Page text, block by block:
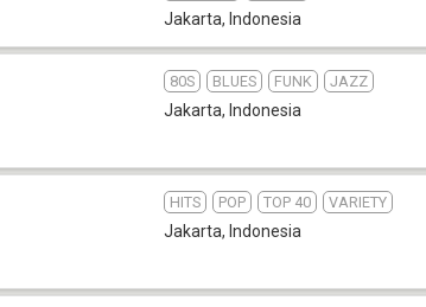
Jakarta, Indonesia
80S BLUES FUNK JAZZ
Jakarta, Indonesia
HITS POP TOP 40 VARIETY
Jakarta, Indonesia